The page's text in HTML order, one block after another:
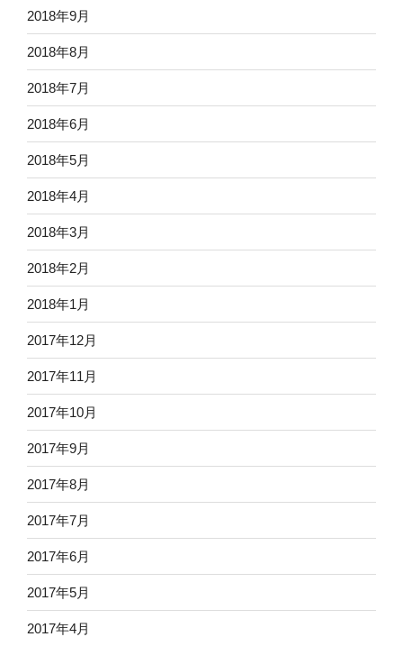
2018年9月
2018年8月
2018年7月
2018年6月
2018年5月
2018年4月
2018年3月
2018年2月
2018年1月
2017年12月
2017年11月
2017年10月
2017年9月
2017年8月
2017年7月
2017年6月
2017年5月
2017年4月